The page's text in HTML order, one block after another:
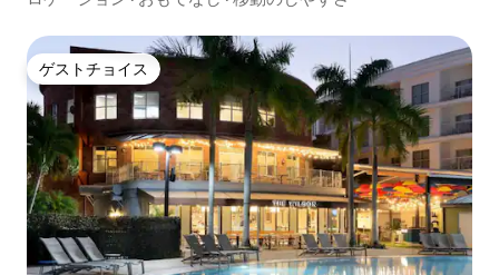
ゲストチョイス
ゲストチョイス